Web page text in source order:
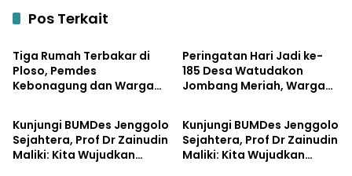
Pos Terkait
Pemerintahan
Tiga Rumah Terbakar di
Ploso, Pemdes
Kebonagung dan Warga
Korban
Peringatan Hari Jadi ke-
185 Desa Watudakon
Jombang Meriah, Warga
Karnaval Budaya
Pemerintahan
Kunjungi BUMDes Jenggolo
Sejahtera, Prof Dr Zainudin
Maliki: Kita Wujudkan
Bisnis
Kunjungi BUMDes Jenggolo
Sejahtera, Prof Dr Zainudin
Maliki: Kita Wujudkan
Pemerintahan Pemerintahan